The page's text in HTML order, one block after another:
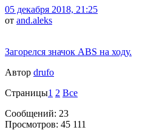
05 декабря 2018, 21:25
от and.aleks
Загорелся значок ABS на ходу.
Автор drufo
Страницы1 2 Все
Сообщений: 23
Просмотров: 45 111